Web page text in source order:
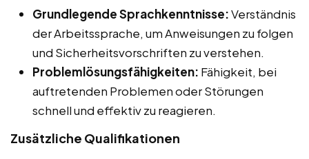
Grundlegende Sprachkenntnisse:Verständnis
der Arbeitssprache, um Anweisungen zu folgen
und Sicherheitsvorschriften zu verstehen.
Problemlösungsfähigkeiten: Fähigkeit, bei
auftretenden Problemen oder Störungen
schnell und effektiv zu reagieren.
Zusätzliche Qualifikationen